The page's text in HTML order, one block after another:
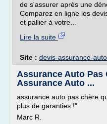
de s'assurer après une
Comparez en ligne les
et pallier à votre...
Lire la suite
Site : devis-assurance-
Assurance Auto Pas
Assurance Auto ...
assurance auto pas chère
plus de garanties !"
Marc R.